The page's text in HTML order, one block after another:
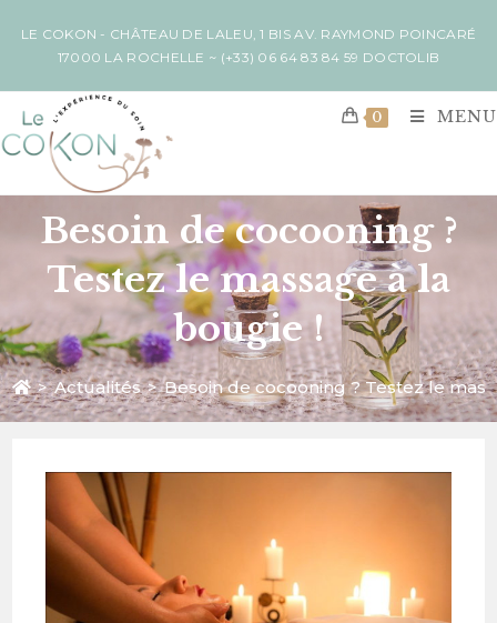
LE COKON - CHÂTEAU DE LALEU, 1 BIS AV. RAYMOND POINCARÉ
17000 LA ROCHELLE ~ (+33) 06 64 83 84 59 DOCTOLIB
0 MENU
Besoin de cocooning ?
Testez le massage à la
bougie !
> Actualités > Besoin de cocooning ? Testez le